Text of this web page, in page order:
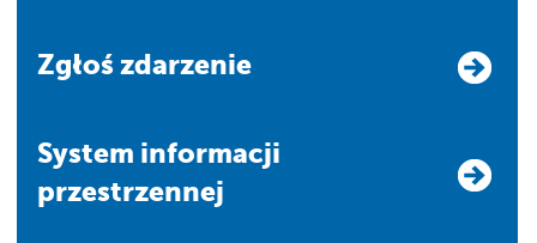
Zgłoś zdarzenie
system informacji
przestrzennej